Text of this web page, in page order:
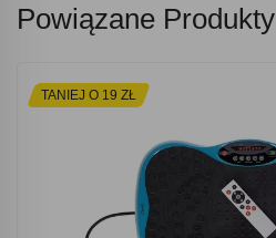
Powiązane Produkty
TANIEJ O 19 ZŁ